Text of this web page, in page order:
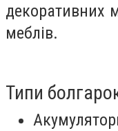
декоративних
меблів.
Типи